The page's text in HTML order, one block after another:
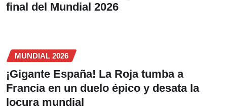
final del Mundial 2026
MUNDIAL 2026
¡Gigante España! La Roja tumba a
Francia en un duelo épico y desata la
locura mundial